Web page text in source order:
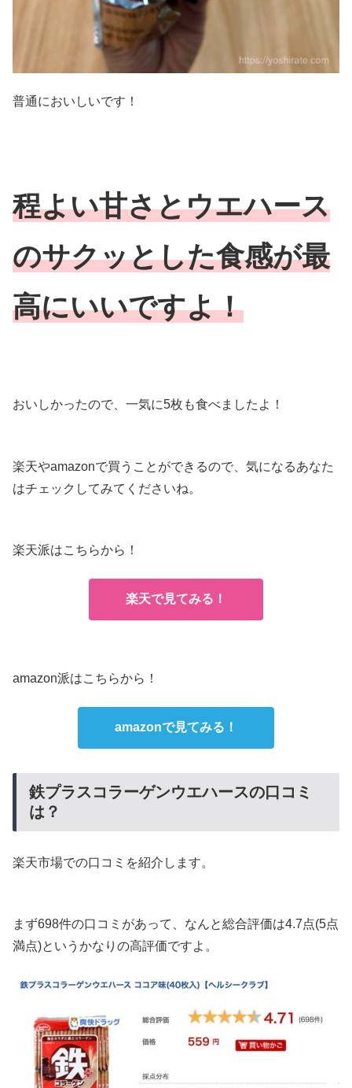
普通においしいです！
程よい甘さとウエハース
のサクッとした食感が最
高にいいですよ！
おいしかったので、一気に5枚も食べましたよ！
楽天やamazonで買うことができるので、気になるあなた
はチェックしてみてくださいね。
楽天派はこちらから！
楽天で見てみる！
amazon派はこちらから！
amazonで見てみる！
鉄プラスコラーゲンウエハースの口コミ
は？
楽天市場での口コミを紹介します。
まず698件の口コミがあって、なんと総合評価は4.7点(5点
満点)というかなりの高評価ですよ。